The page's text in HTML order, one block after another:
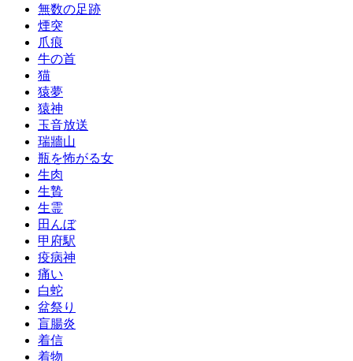
無数の足跡
煙突
爪痕
牛の首
猫
猿夢
猿神
玉音放送
瑞牆山
瓶を怖がる女
生肉
生贄
生霊
田んぼ
甲府駅
疫病神
痛い
白蛇
盆祭り
盲腸炎
着信
着物